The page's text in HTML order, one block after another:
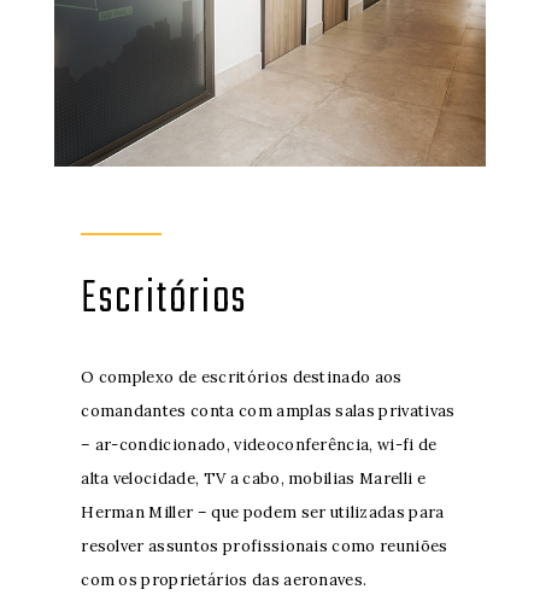
Escritórios
O complexo de escritórios destinado aos
comandantes conta com amplas salas privativas
– ar-condicionado, videoconferência, wi-fi de
alta velocidade, TV a cabo, mobilias Marelli e
Herman Miller – que podem ser utilizadas para
resolver assuntos profissionais como reuniões
com os proprietários das aeronaves.